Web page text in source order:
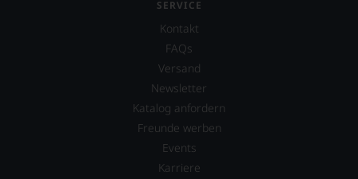
SERVICE
Kontakt
FAQs
Versand
Newsletter
Katalog anfordern
Freunde werben
Events
Karriere